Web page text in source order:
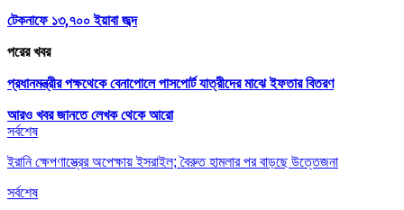
টেকনাফে ১৩,৭০০ ইয়াবা জব্দ
পরের খবর
প্রধানমন্ত্রীর পক্ষথেকে বেনাপোলে পাসপোর্ট যাত্রীদের মাঝে ইফতার বিতরণ
আরও খবর জানতে লেখক থেকে আরো
সর্বশেষ
ইরানি ক্ষেপণাস্ত্রের অপেক্ষায় ইসরাইল; বৈরুত হামলার পর বাড়ছে উত্তেজনা
সর্বশেষ